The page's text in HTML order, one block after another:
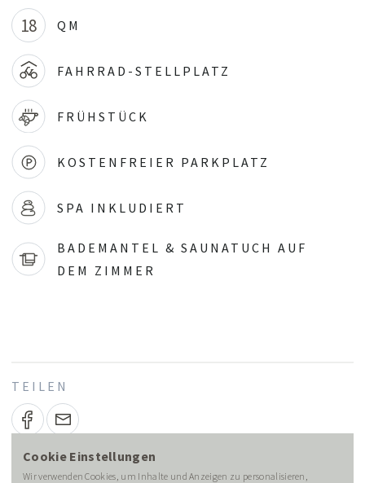
18 QM
FAHRRAD-STELLPLATZ
FRÜHSTÜCK
KOSTENFREIER PARKPLATZ
SPA INKLUDIERT
BADEMANTEL & SAUNATUCH AUF
DEM ZIMMER
TEILEN
Cookie Einstellungen
Wir verwenden Cookies, um Inhalte und Anzeigen zu personalisieren,